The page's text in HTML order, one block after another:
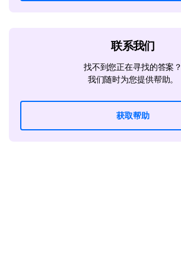
联系我们
找不到您正在寻找的答案？
我们随时为您提供帮助。
获取帮助